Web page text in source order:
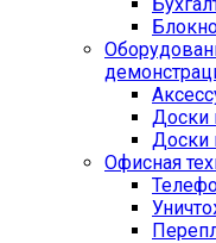
Доски
Доски
Офисная